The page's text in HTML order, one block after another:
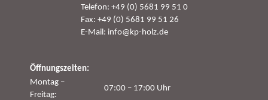
Telefon: +49 (0) 5681 99 51 0
Fax: +49 (0) 5681 99 51 26
E-Mail: info@kp-holz.de
Öffnungszeiten:
Montag –
Freitag:
07:00 – 17:00 Uhr